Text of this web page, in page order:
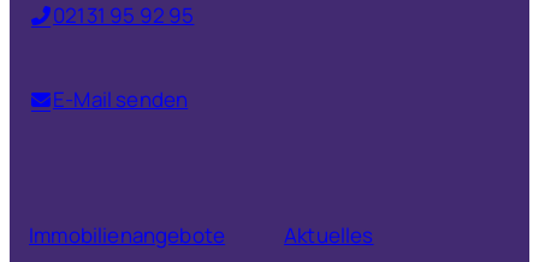
02131 95 92 95
E-Mail senden
Immobilienangebote Aktuelles